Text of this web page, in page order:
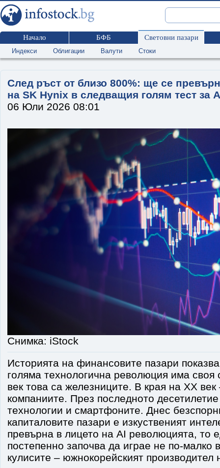
Начало БФБ Световни пазари
Индекси Облигации Валути Стоки
След ръст от близо 800%: ще се
на SK Hynix в следващия голям тест за
06 Юли 2026 08:01
Снимка: iStock
Историята на финансовите пазари
голяма технологична революция има
век това са железниците. В края на XX век
компаниите. През последното
технологии и смартфоните. Днес
капиталовите пазари е изкуственият
превърна в лицето на AI революцията, то
постепенно започва да играе не по-малко
кулисите – южнокорейският производител